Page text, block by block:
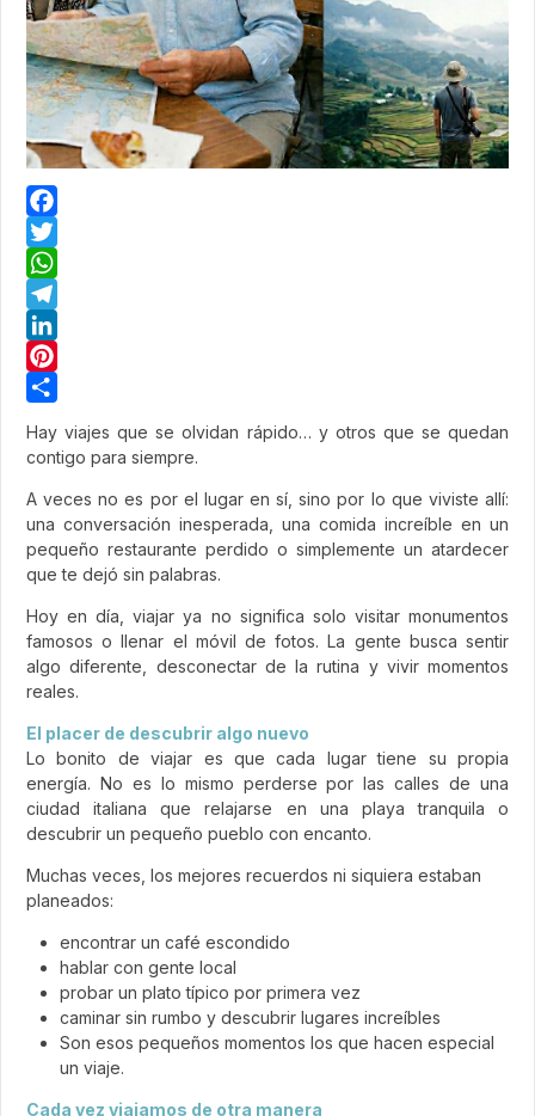
Facebook
Twitter
WhatsApp
Telegram
LinkedIn
Pinterest
Hay viajes que se olvidan rápido… y otros que se quedan
contigo para siempre.
A veces no es por el lugar en sí, sino por lo que viviste allí:
una conversación inesperada, una comida increíble en un
pequeño restaurante perdido o simplemente un atardecer
que te dejó sin palabras.
Hoy en día, viajar ya no significa solo visitar monumentos
famosos o llenar el móvil de fotos. La gente busca sentir
algo diferente, desconectar de la rutina y vivir momentos
reales.
El placer de descubrir algo nuevo
Lo bonito de viajar es que cada lugar tiene su propia
energía. No es lo mismo perderse por las calles de una
ciudad italiana que relajarse en una playa tranquila o
descubrir un pequeño pueblo con encanto.
Muchas veces, los mejores recuerdos ni siquiera estaban
planeados:
encontrar un café escondido
hablar con gente local
probar un plato típico por primera vez
caminar sin rumbo y descubrir lugares increíbles
Son esos pequeños momentos los que hacen especial
un viaje.
Cada vez viajamos de otra manera